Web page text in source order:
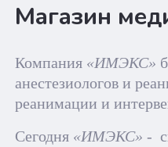
Магазин
Компания «ИМЭКС»
анестезиологов и
реанимации и
Сегодня «ИМЭКС» -